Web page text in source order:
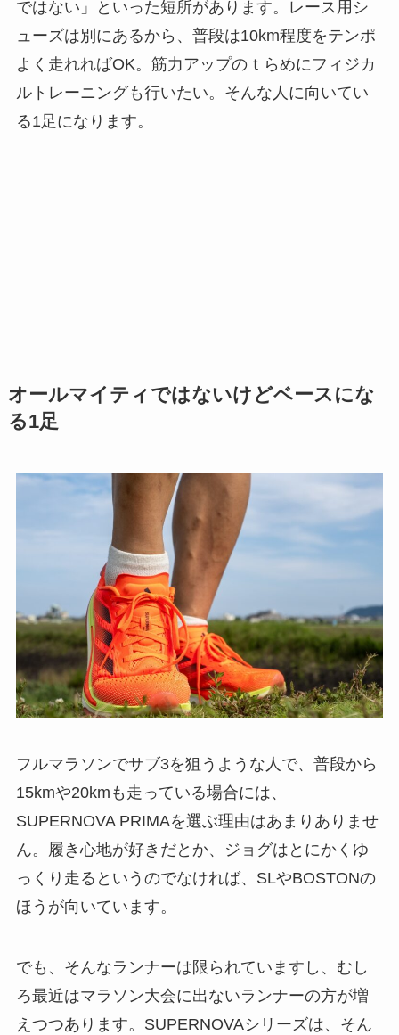
ではない」といった短所があります。レース用シ
ューズは別にあるから、普段は10km程度をテンポ
よく走れればOK。筋力アップのｔらめにフィジカ
ルトレーニングも行いたい。そんな人に向いてい
る1足になります。
オールマイティではないけどベースにな
る1足
フルマラソンでサブ3を狙うような人で、普段から
15kmや20kmも走っている場合には、
SUPERNOVA PRIMAを選ぶ理由はあまりありませ
ん。履き心地が好きだとか、ジョグはとにかくゆ
っくり走るというのでなければ、SLやBOSTONの
ほうが向いています。
でも、そんなランナーは限られていますし、むし
ろ最近はマラソン大会に出ないランナーの方が増
えつつあります。SUPERNOVAシリーズは、そん